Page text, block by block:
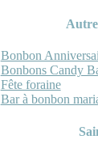
Bonbon
Bonbons Candy
Fête foraine
Bar à bonbon